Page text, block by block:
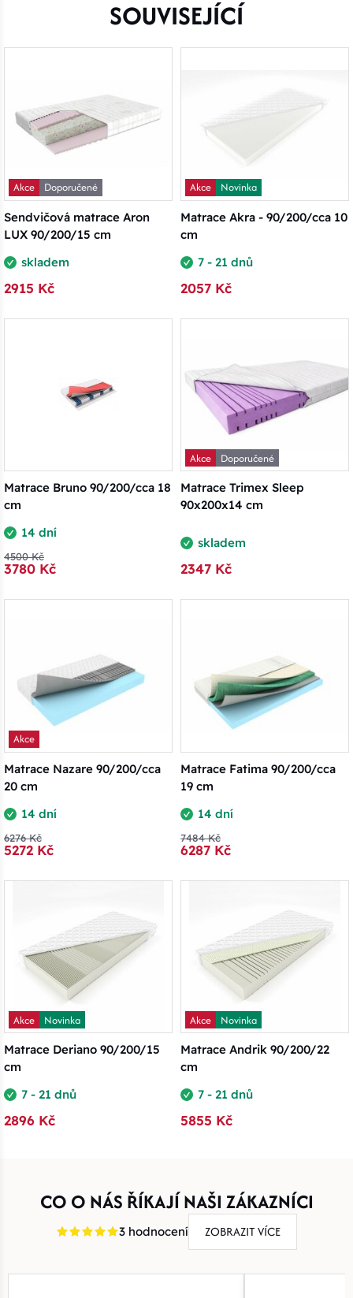
SOUVISEJÍCÍ
Akce
Doporučené
Sendvičová matrace Aron
LUX 90/200/15 cm
skladem
2915 Kč
Akce
Novinka
Matrace Akra - 90/200/cca 10
cm
7 - 21 dnů
2057 Kč
Matrace Bruno 90/200/cca 18
cm
14 dní
4500 Kč
3780 Kč
Akce
Doporučené
Matrace Trimex Sleep
90x200x14 cm
skladem
2347 Kč
Akce
Matrace Nazare 90/200/cca
20 cm
14 dní
6276 Kč
5272 Kč
Matrace Fatima 90/200/cca
19 cm
14 dní
7484 Kč
6287 Kč
Akce
Novinka
Matrace Deriano 90/200/15
cm
7 - 21 dnů
2896 Kč
Akce
Novinka
Matrace Andrik 90/200/22
cm
7 - 21 dnů
5855 Kč
CO O NÁS ŘÍKAJÍ NAŠI ZÁKAZNÍCI
3 hodnocení ZOBRAZIT VÍCE